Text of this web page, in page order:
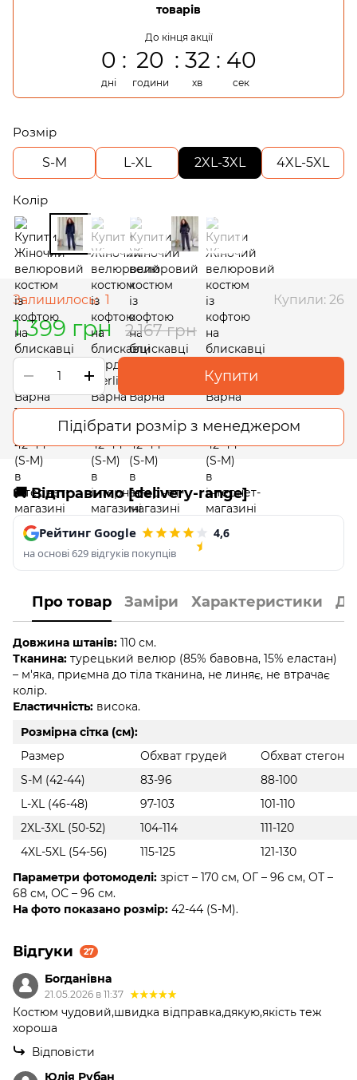
товарів
До кінця акції
0
дні
20
години
32
хв
39
сек
Розмір
S-M
L-XL 2XL-3XL 4XL-5XL
Колір
Залишилось: 1 Купили: 26
1 399 грн 2 167 грн
Купити
Підібрати розмір з менеджером
🚚 Відправимо [delivery-range]
Рейтинг Google 4,6
на основі 629 відгуків покупців
Про товар Заміри Характеристики
Довжина штанів: 110 см.
Тканина: турецький велюр (85% бавовна, 15% еластан)
– м'яка, приємна до тіла тканина, не линяє, не втрачає
колір.
Еластичність: висока.
Розмірна сітка (см):
Размер
Обхват грудей
Обхват стегон
S-M (42-44)
83-96
88-100
L-XL (46-48)
97-103
101-110
2XL-3XL (50-52)
104-114
111-120
4XL-5XL (54-56)
115-125
121-130
Параметри фотомоделі: зріст – 170 см, ОГ – 96 см, ОТ –
68 см, ОС – 96 см.
На фото показано розмір: 42-44 (S-M).
Відгуки 27
Богданівна
21.05.2026 в 11:37
Костюм чудовий,швидка відправка,дякую,якість теж
хороша
Відповісти
Юлія Рубан